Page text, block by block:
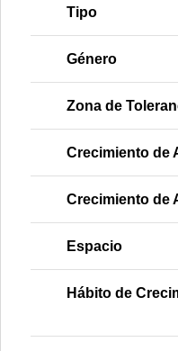
Tipo
Género
Zona de
Crecimiento de
Crecimiento de
Espacio
Hábito de